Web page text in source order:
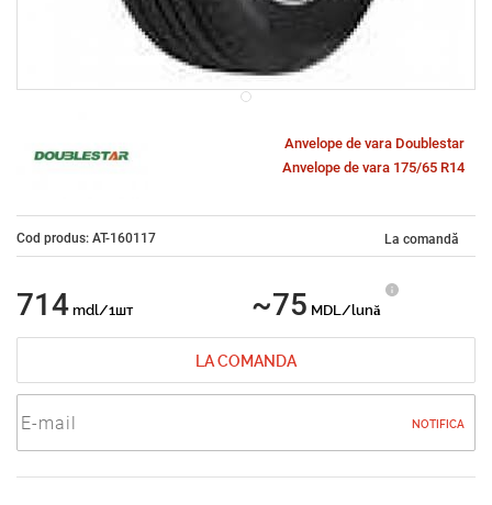
Anvelope de vara Doublestar
Anvelope de vara 175/65 R14
Cod produs: AT-160117 La comandă
714 mdl/1шт ~75 MDL/lună
LA COMANDA
NOTIFICA